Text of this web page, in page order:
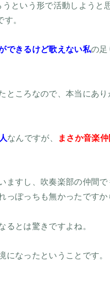
という形で活動しようと
。
できるけど歌えない私の足
ころなので、本当にあり
なんですが、
まさか音楽
すし、吹奏楽部の仲間で
ぽっちも無かったですか
るとは驚きですよね。
なったということです。